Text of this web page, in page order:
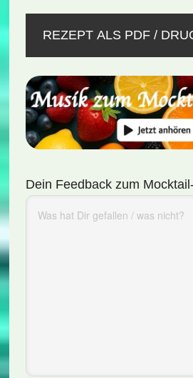
REZEPT ALS PDF /
Dein Feedback zum